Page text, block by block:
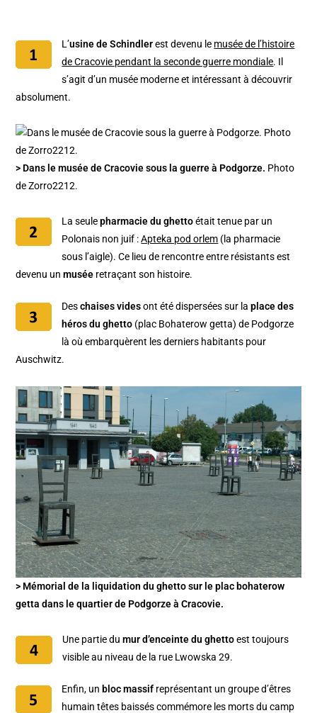
L’usine de Schindlerest devenu le musée de l’histoire
de Cracovie pendant la seconde guerre mondiale. Il
s’agit d’un musée moderne et intéressant à découvrir
absolument.
> Dans le musée de Cracovie sous la guerre à Podgorze. Photo
de Zorro2212.
La seulepharmacie du ghettoétait tenue par un
Polonais non juif :Apteka pod orlem (la pharmacie
sous l’aigle). Ce lieu de rencontre entre résistants est
devenu unmusée retraçant son histoire.
Deschaises videsont été dispersées sur laplace des
héros du ghetto (plac Bohaterow getta) de Podgorze
là où embarquèrent les derniers habitants pour
Auschwitz.
> Mémorial de la liquidation du ghetto sur le plac bohaterow
getta dans le quartier de Podgorze à Cracovie.
Une partie dumur d’enceinte du ghettoest toujours
visible au niveau de la rue Lwowska 29.
Enfin, un bloc massif représentant un groupe d’êtres
humain têtes baissés commémore les morts du camp